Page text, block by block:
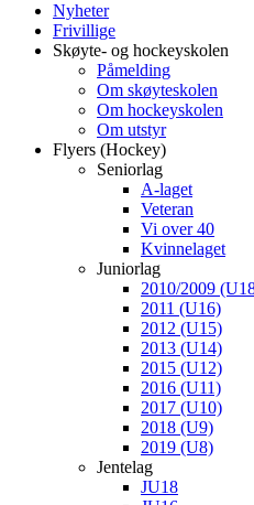
Nyheter
Frivillige
Skøyte- og hockeyskolen
Påmelding
Om skøyteskolen
Om hockeyskolen
Om utstyr
Flyers (Hockey)
Seniorlag
A-laget
Veteran
Vi over 40
Kvinnelaget
Juniorlag
2010/2009
2011 (U16)
2012 (U15)
2013 (U14)
2015 (U12)
2016 (U11)
2017 (U10)
2018 (U9)
2019 (U8)
Jentelag
JU18